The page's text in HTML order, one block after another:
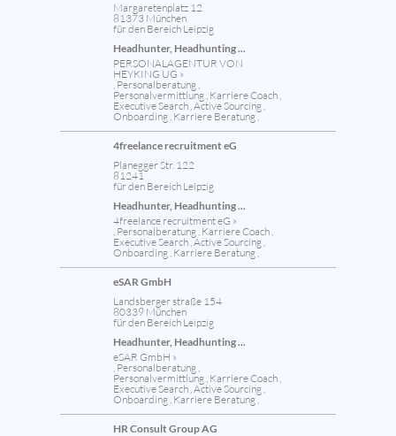
Margaretenplatz 12
81373 München
für den Bereich Leipzig
Headhunter, Headhunting ...
PERSONALAGENTUR VON
HEYKING UG »
, Personalberatung ,
Personalvermittlung , Karriere Coach ,
Executive Search , Active Sourcing ,
Onboarding , Karriere Beratung ,
4freelance recruitment eG
Planegger Str. 122
81241
für den Bereich Leipzig
Headhunter, Headhunting ...
4freelance recruitment eG »
, Personalberatung , Karriere Coach ,
Executive Search , Active Sourcing ,
Onboarding , Karriere Beratung ,
eSAR GmbH
Landsberger straße 154
80339 München
für den Bereich Leipzig
Headhunter, Headhunting ...
eSAR GmbH »
, Personalberatung ,
Personalvermittlung , Karriere Coach ,
Executive Search , Active Sourcing ,
Onboarding , Karriere Beratung ,
HR Consult Group AG